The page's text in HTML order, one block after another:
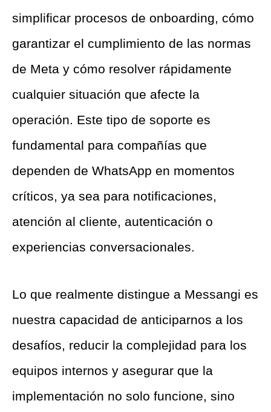
simplificar procesos de onboarding, cómo
garantizar el cumplimiento de las normas
de Meta y cómo resolver rápidamente
cualquier situación que afecte la
operación. Este tipo de soporte es
fundamental para compañías que
dependen de WhatsApp en momentos
críticos, ya sea para notificaciones,
atención al cliente, autenticación o
experiencias conversacionales.
Lo que realmente distingue a Messangi es
nuestra capacidad de anticiparnos a los
desafíos, reducir la complejidad para los
equipos internos y asegurar que la
implementación no solo funcione, sino